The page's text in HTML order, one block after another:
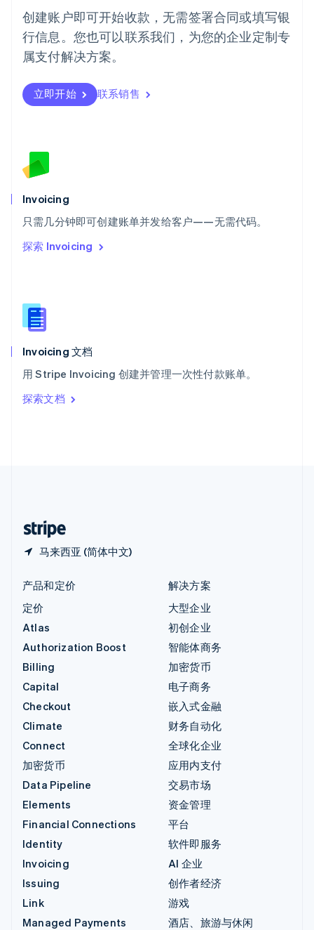
创建账户即可开始收款，无需签署合同或填写银
行信息。您也可以联系我们，为您的企业定制专
属支付解决方案。
立即开始 联系销售
Invoicing
只需几分钟即可创建账单并发给客户——无需代码。
探索 Invoicing
Invoicing 文档
用 Stripe Invoicing 创建并管理一次性付款账单。
探索文档
马来西亚 (简体中文)
日本
日本語 English
瑞典
SvenskaEnglish
Deutsch FrançaisItaliano English
塞浦路斯
English
ไทยEnglish
希腊
English
西班牙
新西兰
English
匈牙利
English
ItalianoEnglish
印度
English
产品和定价
定价
Atlas
Authorization Boost
Billing
Capital
Checkout
Climate
Connect
加密货币
Data Pipeline
Elements
Financial Connections
Identity
Invoicing
Issuing
Link
Managed Payments
解决方案
大型企业
初创企业
智能体商务
加密货币
电子商务
嵌入式金融
财务自动化
全球化企业
应用内支付
交易市场
资金管理
平台
软件即服务
AI 企业
创作者经济
游戏
酒店、旅游与休闲